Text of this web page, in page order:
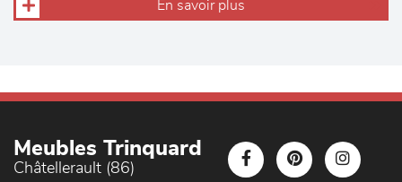
En savoir plus
Meubles Trinquard
Châtellerault (86)